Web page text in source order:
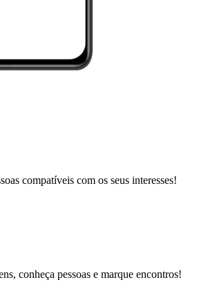
compatíveis com os seus interesses!
conheça pessoas e marque encontros!